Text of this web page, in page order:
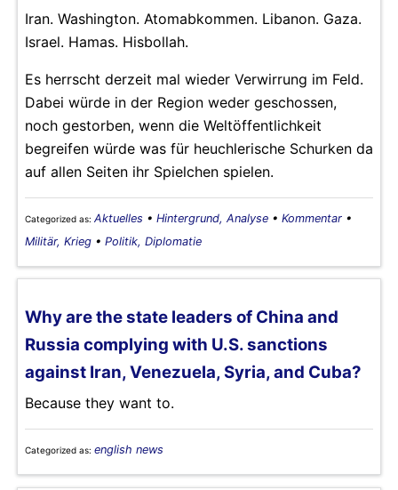
Iran. Washington. Atomabkommen. Libanon. Gaza.
Israel. Hamas. Hisbollah.
Es herrscht derzeit mal wieder Verwirrung im Feld.
Dabei würde in der Region weder geschossen,
noch gestorben, wenn die Weltöffentlichkeit
begreifen würde was für heuchlerische Schurken da
auf allen Seiten ihr Spielchen spielen.
Categorized as: Aktuelles • Hintergrund, Analyse • Kommentar •
Militär, Krieg • Politik, Diplomatie
Why are the state leaders of China and
Russia complying with U.S. sanctions
against Iran, Venezuela, Syria, and Cuba?
Because they want to.
Categorized as: english news